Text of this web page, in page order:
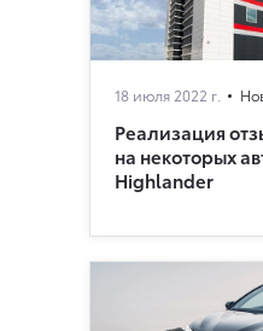
18 июля 2022 г.
Реализация
на некоторых
Highlander